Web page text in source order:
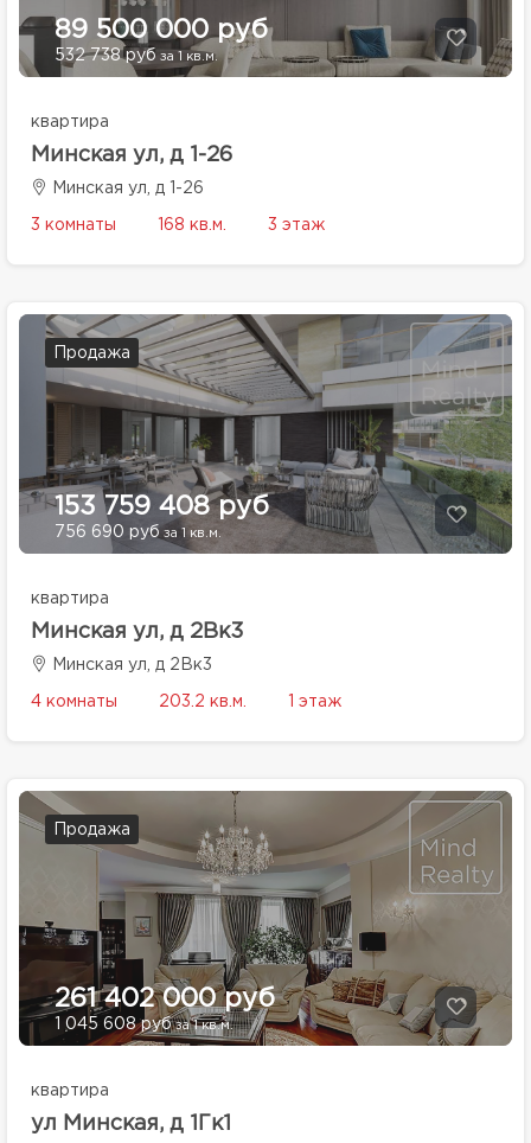
89 500 000 руб
532 738 руб за 1 кв.м.
квартира
Минская ул, д 1-26
Минская ул, д 1-26
3 комнаты 168 кв.м. 3 этаж
Продажа
153 759 408 руб
756 690 руб за 1 кв.м.
квартира
Минская ул, д 2Вк3
Минская ул, д 2Вк3
4 комнаты 203.2 кв.м. 1 этаж
Продажа
261 402 000 руб
1 045 608 рубза 1 кв.м.
квартира
ул Минская, д 1Гк1